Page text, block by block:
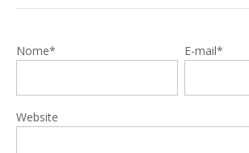
Nome* E-mail*
Website